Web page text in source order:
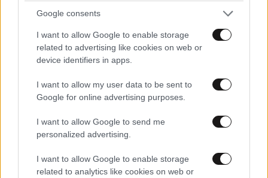
Google consents
I want to allow Google to enable storage
related to advertising like cookies on web or
device identifiers in apps.
I want to allow my user data to be sent to
Google for online advertising purposes.
I want to allow Google to send me
personalized advertising.
I want to allow Google to enable storage
related to analytics like cookies on web or
ΟΙΚΟΝΟΜΙΑ08·08·2026 13:03
Ποιοι φορολογούμενοι θα λάβουν email ή
τηλεφώνημα από την ΑΑΔΕ για φορολογικές
εκκρεμότητες